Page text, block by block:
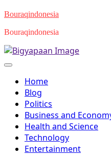
Skip
content
Bouraqindonesia
Bouraqindonesia
Home
Blog
Politics
Business and
Health and Science
Technology
Entertainment